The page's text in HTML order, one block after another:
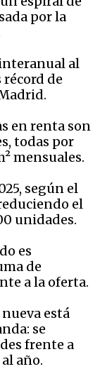
por la
al
de
en renta son
todas por
mensuales.
según el
el
unidades.
es
de
a la oferta.
está
se
frente a
año.